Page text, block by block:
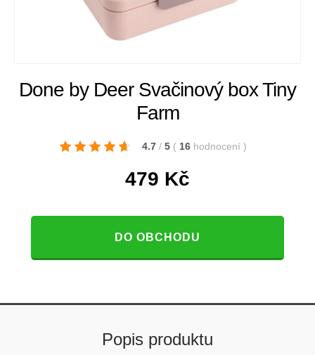
Done by Deer Svačinový box Tiny
Farm
4.7 / 5 ( 16 hodnocení )
479 Kč
DO OBCHODU
Popis produktu